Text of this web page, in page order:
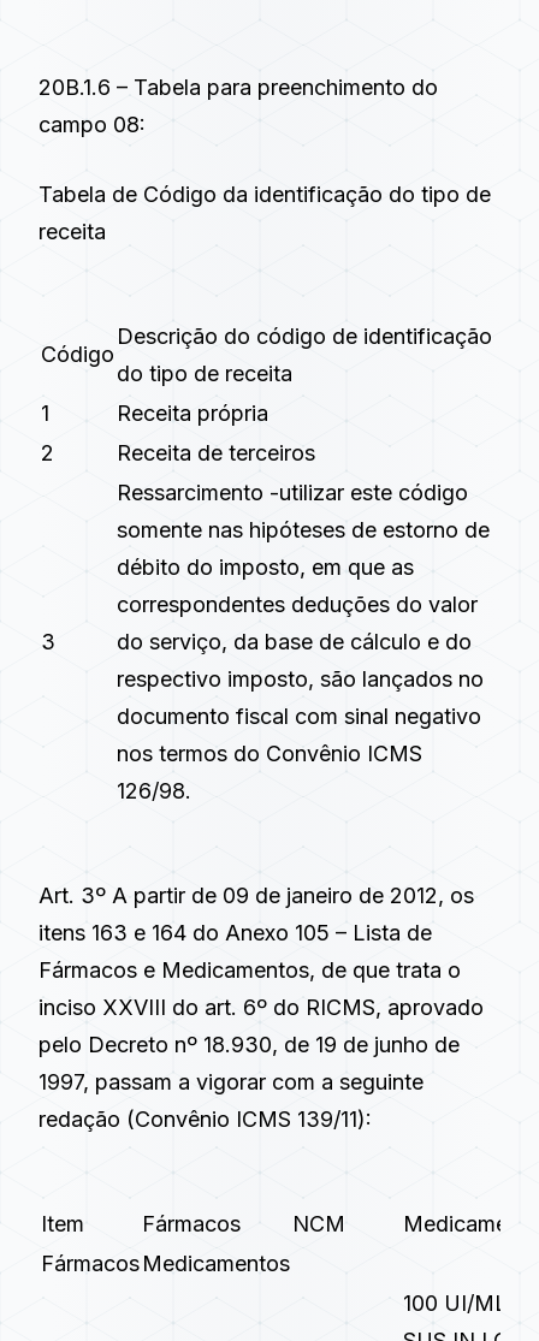
20B.1.6 – Tabela para preenchimento do
campo 08:
Tabela de Código da identificação do tipo de
receita
Código
Descrição do código de identificação
do tipo de receita
1
Receita própria
2
Receita de terceiros
3
Ressarcimento -utilizar este código
somente nas hipóteses de estorno de
débito do imposto, em que as
correspondentes deduções do valor
do serviço, da base de cálculo e do
respectivo imposto, são lançados no
documento fiscal com sinal negativo
nos termos do Convênio ICMS
126/98.
Art. 3º A partir de 09 de janeiro de 2012, os
itens 163 e 164 do Anexo 105 – Lista de
Fármacos e Medicamentos, de que trata o
inciso XXVIII do art. 6º do RICMS, aprovado
pelo Decreto nº 18.930, de 19 de junho de
1997, passam a vigorar com a seguinte
redação (Convênio ICMS 139/11):
Item Fármacos NCM
FármacosMedicamentos
100 UI/ML